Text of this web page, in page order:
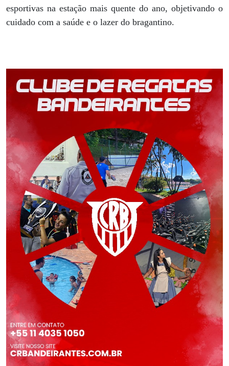
esportivas na estação mais quente do ano, objetivando o
cuidado com a saúde e o lazer do bragantino.